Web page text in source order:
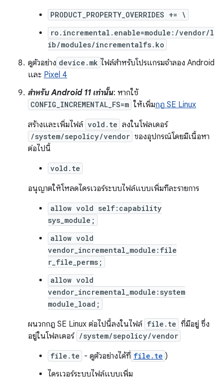
PRODUCT_PROPERTY_OVERRIDES += \
ro.incremental.enable=module:/vendor/l
ib/modules/incrementalfs.ko
ดูตัวอย่าง device.mk ไฟล์สำหรับโปรแกรมจำลอง Android
และ Pixel 4
สำหรับ Android 11 เท่านั้น: หากใช้
CONFIG_INCREMENTAL_FS=m ให้เพิ่มกฎ SE Linux
สร้างและเพิ่มไฟล์ vold.te ลงในโฟลเดอร์
/system/sepolicy/vendor ของอุปกรณ์โดยมีเนื้อหา
ต่อไปนี้
vold.te
อนุญาตให้โหลดไดรเวอร์ระบบไฟล์แบบเพิ่มทีละรายการ
allow vold self:capability
sys_module;
allow vold
vendor_incremental_module:file
r_file_perms;
allow vold
vendor_incremental_module:system
module_load;
ผนวกกฎ SE Linux ต่อไปนี้ลงในไฟล์ file.te ที่มีอยู่ ซึ่ง
อยู่ในโฟลเดอร์ /system/sepolicy/vendor
file.te - ดูตัวอย่างได้ที่ file.te )
ไดรเวอร์ระบบไฟล์แบบเพิ่ม